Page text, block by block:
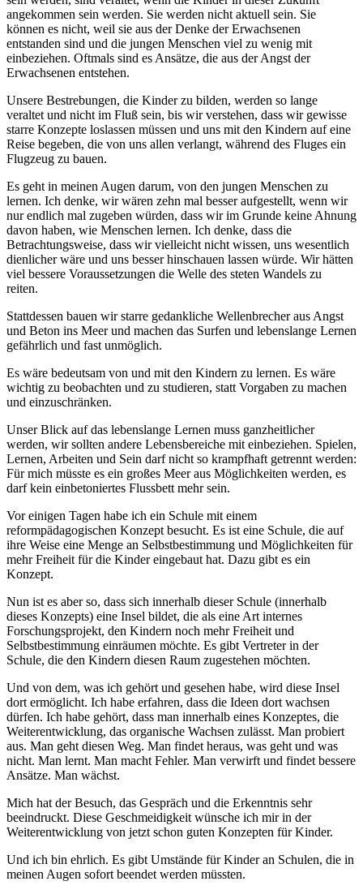
angekommen sein werden. Sie werden nicht aktuell sein. Sie
können es nicht, weil sie aus der Denke der Erwachsenen
entstanden sind und die jungen Menschen viel zu wenig mit
einbeziehen. Oftmals sind es Ansätze, die aus der Angst der
Erwachsenen entstehen.
Unsere Bestrebungen, die Kinder zu bilden, werden so lange
veraltet und nicht im Fluß sein, bis wir verstehen, dass wir gewisse
starre Konzepte loslassen müssen und uns mit den Kindern auf eine
Reise begeben, die von uns allen verlangt, während des Fluges ein
Flugzeug zu bauen.
Es geht in meinen Augen darum, von den jungen Menschen zu
lernen. Ich denke, wir wären zehn mal besser aufgestellt, wenn wir
nur endlich mal zugeben würden, dass wir im Grunde keine Ahnung
davon haben, wie Menschen lernen. Ich denke, dass die
Betrachtungsweise, dass wir vielleicht nicht wissen, uns wesentlich
dienlicher wäre und uns besser hinschauen lassen würde. Wir hätten
viel bessere Voraussetzungen die Welle des steten Wandels zu
reiten.
Stattdessen bauen wir starre gedankliche Wellenbrecher aus Angst
und Beton ins Meer und machen das Surfen und lebenslange Lernen
gefährlich und fast unmöglich.
Es wäre bedeutsam von und mit den Kindern zu lernen. Es wäre
wichtig zu beobachten und zu studieren, statt Vorgaben zu machen
und einzuschränken.
Unser Blick auf das lebenslange Lernen muss ganzheitlicher
werden, wir sollten andere Lebensbereiche mit einbeziehen. Spielen,
Lernen, Arbeiten und Sein darf nicht so krampfhaft getrennt werden:
Für mich müsste es ein großes Meer aus Möglichkeiten werden, es
darf kein einbetoniertes Flussbett mehr sein.
Vor einigen Tagen habe ich ein Schule mit einem
reformpädagogischen Konzept besucht. Es ist eine Schule, die auf
ihre Weise eine Menge an Selbstbestimmung und Möglichkeiten für
mehr Freiheit für die Kinder eingebaut hat. Dazu gibt es ein
Konzept.
Nun ist es aber so, dass sich innerhalb dieser Schule (innerhalb
dieses Konzepts) eine Insel bildet, die als eine Art internes
Forschungsprojekt, den Kindern noch mehr Freiheit und
Selbstbestimmung einräumen möchte. Es gibt Vertreter in der
Schule, die den Kindern diesen Raum zugestehen möchten.
Und von dem, was ich gehört und gesehen habe, wird diese Insel
dort ermöglicht. Ich habe erfahren, dass die Ideen dort wachsen
dürfen. Ich habe gehört, dass man innerhalb eines Konzeptes, die
Weiterentwicklung, das organische Wachsen zulässt. Man probiert
aus. Man geht diesen Weg. Man findet heraus, was geht und was
nicht. Man lernt. Man macht Fehler. Man verwirft und findet bessere
Ansätze. Man wächst.
Mich hat der Besuch, das Gespräch und die Erkenntnis sehr
beeindruckt. Diese Geschmeidigkeit wünsche ich mir in der
Weiterentwicklung von jetzt schon guten Konzepten für Kinder.
Und ich bin ehrlich. Es gibt Umstände für Kinder an Schulen, die in
meinen Augen sofort beendet werden müssten.